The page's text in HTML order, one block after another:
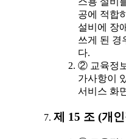
공에 적합
설비에 장
쓰게 된 경
다.
② 교육정
가사항이
서비스 화
제 15 조 (개